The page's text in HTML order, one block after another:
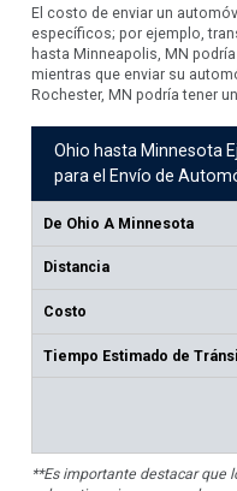
El costo de enviar un
específicos; por ejemplo,
hasta Minneapolis, MN
mientras que enviar su
Rochester, MN podría tener
Ohio hasta Minnesota
para el Envío de
De Ohio A Minnesota
Distancia
Costo
Tiempo Estimado de
**Es importante destacar que